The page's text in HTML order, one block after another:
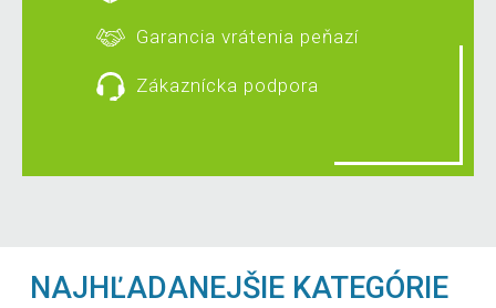
Garancia vrátenia peňazí
Zákaznícka podpora
NAJHĽADANEJŠIE KATEGÓRIE